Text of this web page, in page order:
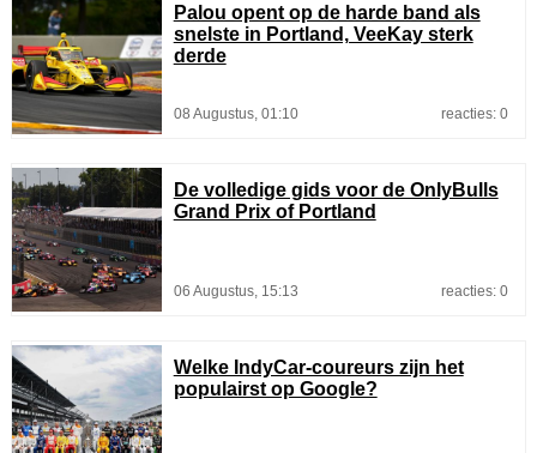
Palou opent op de harde band als
snelste in Portland, VeeKay sterk
derde
08 Augustus, 01:10 reacties: 0
De volledige gids voor de OnlyBulls
Grand Prix of Portland
06 Augustus, 15:13 reacties: 0
Welke IndyCar-coureurs zijn het
populairst op Google?